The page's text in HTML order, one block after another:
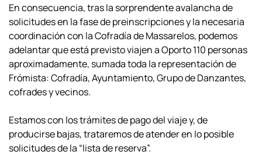
En consecuencia, tras la sorprendente avalancha de
solicitudes en la fase de preinscripciones y la necesaria
coordinación con la Cofradía de Massarelos, podemos
adelantar que está previsto viajen a Oporto 110 personas
aproximadamente, sumada toda la representación de
Frómista: Cofradía, Ayuntamiento, Grupo de Danzantes,
cofrades y vecinos.
Estamos con los trámites de pago del viaje y, de
producirse bajas, trataremos de atender en lo posible
solicitudes de la “lista de reserva”.